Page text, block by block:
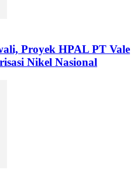
Proyek HPAL PT Vale
Nikel Nasional